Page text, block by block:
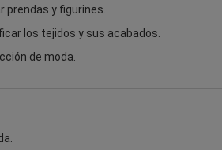
prendas y figurines.
los tejidos y sus acabados.
de moda.